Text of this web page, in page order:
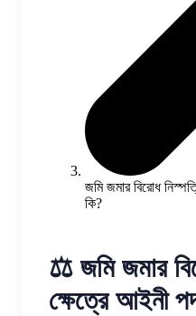
জমি জমার বিরোধ
কি?
⚖️ জমি জমার
ক্ষেত্রে আইনী